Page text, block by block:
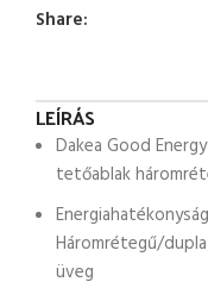
Share:
LEÍRÁS
Dakea Good
tetőablak
Háromrétegű/
üveg